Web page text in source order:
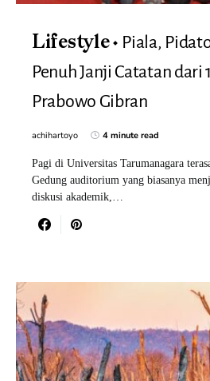
Lifestyle
Piala,
Penuh Janji Catatan dari
Prabowo Gibran
achihartoyo 4 minute read
Pagi di Universitas Tarumanagara
Gedung auditorium yang biasanya
diskusi akademik,…